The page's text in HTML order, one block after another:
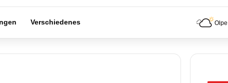
Verschiedenes Olpe